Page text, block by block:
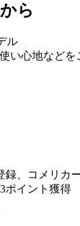
ら
ル
い心地など
録、コメリカ
3ポイント獲得